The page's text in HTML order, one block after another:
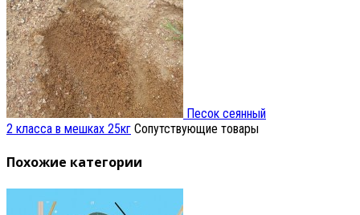
Песок сеянный
2 класса в мешках 25кг Сопутствующие товары
Похожие категории